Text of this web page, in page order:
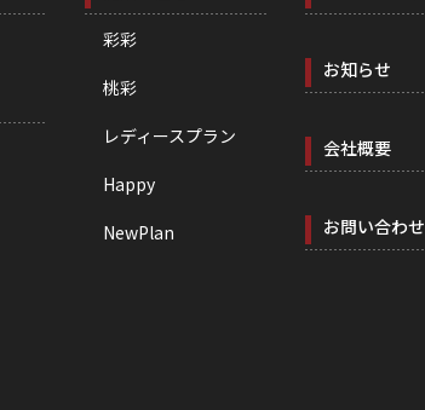
彩彩
桃彩
レディースプラン
Happy
NewPlan
お知らせ
会社概要
お問い合わせ